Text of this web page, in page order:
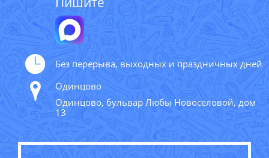
Без перерыва, выходных и праздничных дней
Одинцово
Одинцово, бульвар Любы Новоселовой, дом
13